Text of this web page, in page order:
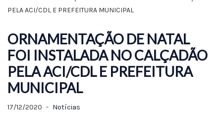
PELA ACI/CDL E PREFEITURA MUNICIPAL
ORNAMENTAÇÃO DE NATAL
FOI INSTALADA NO CALÇADÃO
PELA ACI/CDL E PREFEITURA
MUNICIPAL
17/12/2020 Notícias